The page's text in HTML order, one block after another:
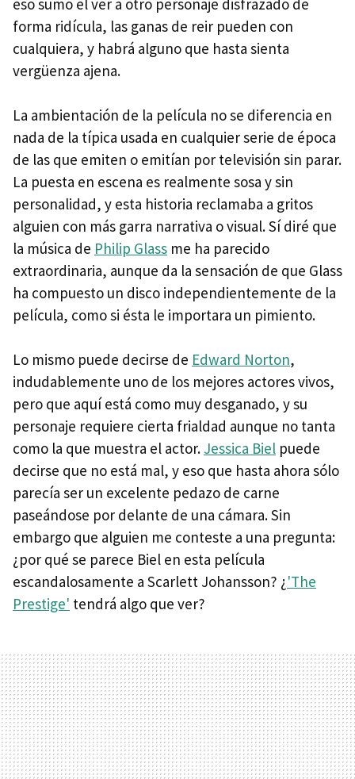
eso sumo el ver a otro personaje disfrazado de
forma ridícula, las ganas de reir pueden con
cualquiera, y habrá alguno que hasta sienta
vergüenza ajena.
La ambientación de la película no se diferencia en
nada de la típica usada en cualquier serie de época
de las que emiten o emitían por televisión sin parar.
La puesta en escena es realmente sosa y sin
personalidad, y esta historia reclamaba a gritos
alguien con más garra narrativa o visual. Sí diré que
la música de Philip Glass me ha parecido
extraordinaria, aunque da la sensación de que Glass
ha compuesto un disco independientemente de la
película, como si ésta le importara un pimiento.
Lo mismo puede decirse de Edward Norton,
indudablemente uno de los mejores actores vivos,
pero que aquí está como muy desganado, y su
personaje requiere cierta frialdad aunque no tanta
como la que muestra el actor. Jessica Biel puede
decirse que no está mal, y eso que hasta ahora sólo
parecía ser un excelente pedazo de carne
paseándose por delante de una cámara. Sin
embargo que alguien me conteste a una pregunta:
¿por qué se parece Biel en esta película
escandalosamente a Scarlett Johansson? ¿'The
Prestige' tendrá algo que ver?